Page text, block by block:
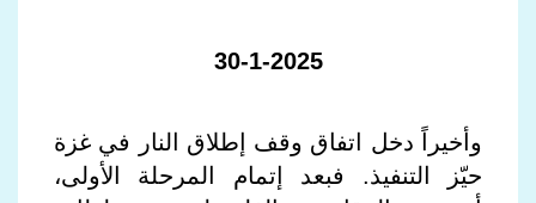
30-1-2025
وأخيراً دخل اتفاق وقف إطلاق النار في غزة
حيّز التنفيذ. فبعد إتمام المرحلة الأولى،